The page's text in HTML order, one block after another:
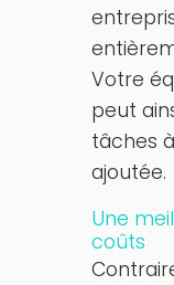
Votre
peut
tâches
ajoutée.
Une
coûts